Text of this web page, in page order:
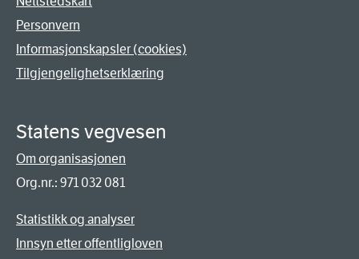
Personvern
Informasjonskapsler (cookies)
Tilgjengelighetserklæring
Statens vegvesen
Om organisasjonen
Org.nr.: 971 032 081
Statistikk og analyser
Innsyn etter offentligloven